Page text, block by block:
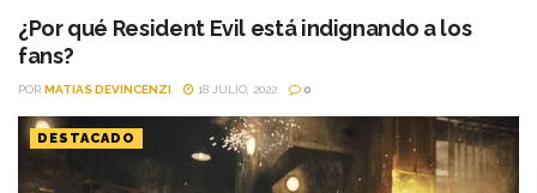
integrado por Ella Rudd, Adeline Rudolph, Siene Agudong,
Lnace...
¿Por qué Resident Evil está indignando a los
fans?
POR MATIAS DEVINCENZI 18 JULIO, 2022 0
DESTACADO